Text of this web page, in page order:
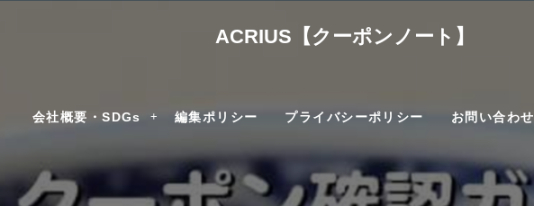
ACRIUS【クーポンノート】
会社概要・SDGs 編集ポリシー プライバシーポリシー お問い合わせ